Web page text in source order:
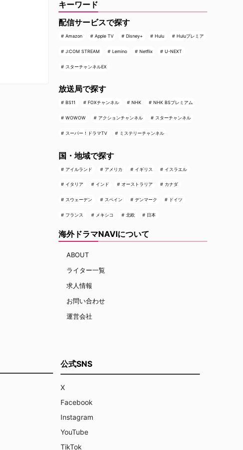
キーワード
配信サービスで探す
Amazon Apple TV Disney+ Hulu Huluプレミア
J:COM STREAM Lemino Netflix U-NEXT
スターチャンネルEX
放送局で探す
BS11 FOXチャンネル NHK NHK BSプレミアム
WOWOW アクションチャンネル スターチャンネル
スーパー！ドラマTV ミステリーチャンネル
国・地域で探す
アイルランド アメリカ イギリス イスラエル
イタリア インド オーストラリア カナダ
スウェーデン スペイン デンマーク ドイツ
フランス メキシコ 北欧 日本
海外ドラマNAVIについて
ABOUT
ライター一覧
求人情報
お問い合わせ
運営会社
公式SNS
X
Facebook
Instagram
YouTube
TikTok